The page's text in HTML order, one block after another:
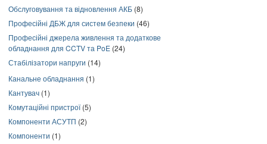
Обслуговування та відновлення АКБ (8)
Професійні ДБЖ для систем безпеки (46)
Професійні джерела живлення та додаткове
обладнання для CCTV та PoE (24)
Стабілізатори напруги (14)
Канальне обладнання (1)
Кантувач (1)
Комутаційні пристрої(5)
Компоненти АСУТП (2)
Компоненти (1)